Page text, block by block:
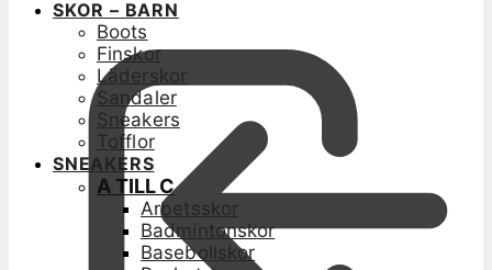
SKOR – BARN
Boots
Finskor
Läderskor
Sandaler
Sneakers
Tofflor
SNEAKERS
A TILL C
Arbetsskor
Badmintonskor
Basebollskor